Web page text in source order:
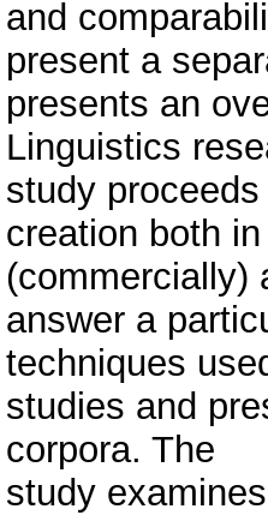
and
present a
presents an
Linguistics
study
creation both in
(commercially)
answer a
techniques
studies and
corpora. The
study